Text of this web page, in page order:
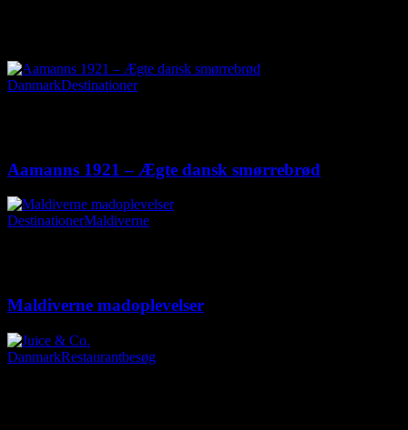
DanmarkDestinationer
Aamanns 1921 – Ægte dansk smørrebrød
DestinationerMaldiverne
Maldiverne madoplevelser
DanmarkRestaurantbesøg